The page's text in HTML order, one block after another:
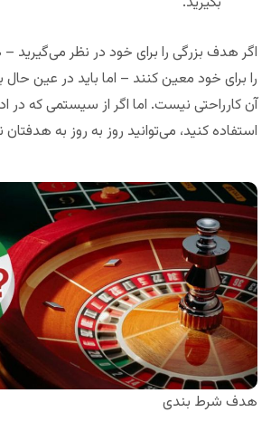
اگر هدف بزرگی را برای خود در نظر می‌گیرید
را برای خود معین کنند – اما باید در عین
آن کارراحتی نیست. اما اگر از سیستمی که
استفاده کنید، می‌توانید روز به روز به
هدف شرط بندی